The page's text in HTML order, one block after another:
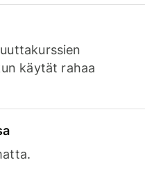
käytät rahaa